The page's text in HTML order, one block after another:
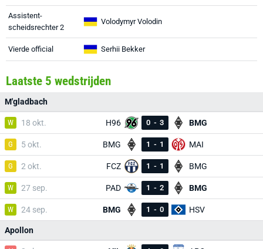
Assistent-
scheidsrechter 2
Volodymyr Volodin
Vierde official Serhii Bekker
Laatste 5 wedstrijden
M'gladbach
W 18 okt. H96 0 - 3 BMG
G 5 okt. BMG 1 - 1 MAI
G 2 okt. FCZ 1 - 1 BMG
W 27 sep. PAD 1 - 2 BMG
W 24 sep. BMG 1 - 0 HSV
Apollon